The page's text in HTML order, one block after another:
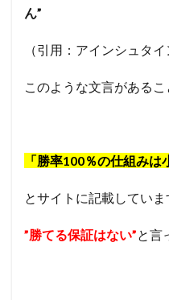
ん”
（引用：アインシュタイ
このような文言があるこ
「勝率100％の仕組みは
とサイトに記載していま
”勝てる保証はない”と言